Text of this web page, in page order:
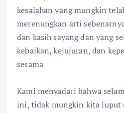
kesalahan yang mungkin
merenungkan arti
dan kasih sayang dan yang
kebaikan, kejujuran, dan
sesama
Kami menyadari bahwa
ini, tidak mungkin kita luput